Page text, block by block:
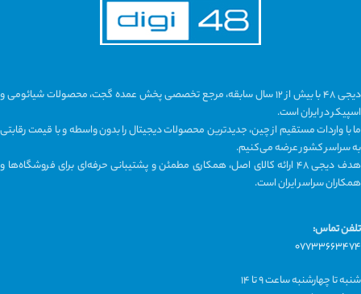
دارای کیف چرمی ایرپاد
کیفیت صدای بی نظیر
ظرفیت باتری هدفون ها 40mAh
دیجی ۴۸ با بیش از ۱۲ سال سابقه، مرجع تخصصی پخش عمده گجت، محصولات شیائومی و
اسپیکر در ایران است.
ما با واردات مستقیم از چین، جدیدترین محصولات دیجیتال را بدون واسطه و با قیمت رقابتی
به سراسر کشور عرضه می‌کنیم.
هدف دیجی ۴۸ ارائه کالای اصل، همکاری مطمئن و پشتیبانی حرفه‌ای برای فروشگاه‌ها و
همکاران سراسر ایران است.
تلفن تماس:
۰۷۷۳۳۶۶۳۴۷۴
شنبه تا چهارشنبه ساعت ۹ تا ۱۴